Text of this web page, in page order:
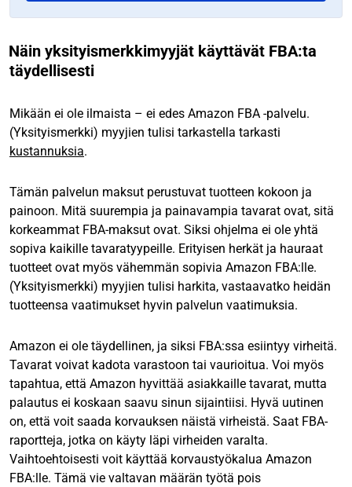
Näin yksityismerkkimyyjät käyttävät FBA:ta
täydellisesti
Mikään ei ole ilmaista – ei edes Amazon FBA -palvelu.
(Yksityismerkki) myyjien tulisi tarkastella tarkasti
kustannuksia.
Tämän palvelun maksut perustuvat tuotteen kokoon ja
painoon. Mitä suurempia ja painavampia tavarat ovat, sitä
korkeammat FBA-maksut ovat. Siksi ohjelma ei ole yhtä
sopiva kaikille tavaratyypeille. Erityisen herkät ja hauraat
tuotteet ovat myös vähemmän sopivia Amazon FBA:lle.
(Yksityismerkki) myyjien tulisi harkita, vastaavatko heidän
tuotteensa vaatimukset hyvin palvelun vaatimuksia.
Amazon ei ole täydellinen, ja siksi FBA:ssa esiintyy virheitä.
Tavarat voivat kadota varastoon tai vaurioitua. Voi myös
tapahtua, että Amazon hyvittää asiakkaille tavarat, mutta
palautus ei koskaan saavu sinun sijaintiisi. Hyvä uutinen
on, että voit saada korvauksen näistä virheistä. Saat FBA-
raportteja, jotka on käyty läpi virheiden varalta.
Vaihtoehtoisesti voit käyttää korvaustyökalua Amazon
FBA:lle. Tämä vie valtavan määrän työtä pois